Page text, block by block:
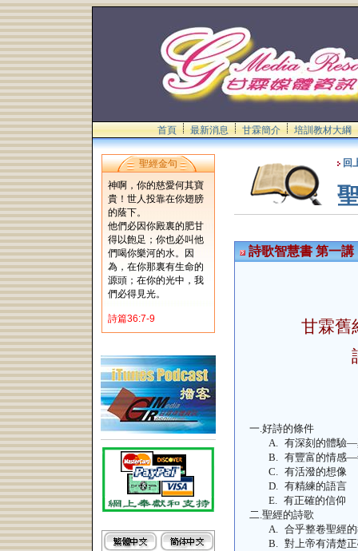
首頁 最新消息 甘霖簡介 培訓教材大綱
聖經金句
神啊，你的慈愛何其寶
貴！世人投靠在你翅膀
的蔭下。
他們必因你殿裏的肥甘
得以飽足；你也必叫他
們喝你樂河的水。因
為，在你那裏有生命的
源頭；在你的光中，我
們必得見光。
詩篇36:7-9
回
詩歌智慧書 第一講
甘霖舊
一.好詩的條件
A. 有深刻的體驗
B. 有豐富的情感
C. 有活潑的想像
D. 有精練的語言
E. 有正確的信仰
二.聖經的詩歌
A. 合乎整卷聖經
B. 對上帝有清楚